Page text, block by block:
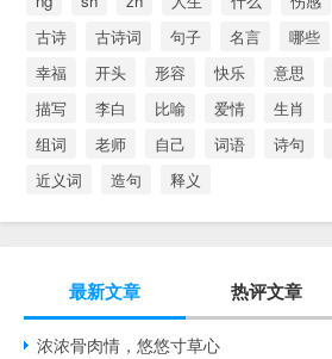
古诗
古诗词 句子 名言 哪些
幸福
开头 形容 快乐 意思
描写
李白 比喻 爱情 生肖
组词
老师 自己 词语 诗句
近义词
造句 释义
最新文章 热评文章
浓浓骨肉情，悠悠寸草心